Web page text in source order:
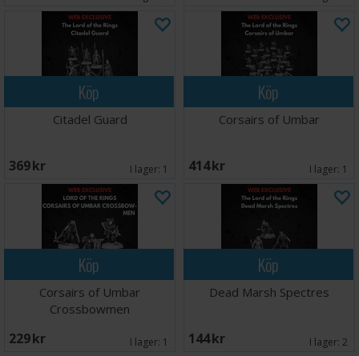
Köp
Citadel Guard
369 SEK I lager: 1
Köp
Corsairs of Umbar
414 SEK I lager: 1
Köp
Corsairs of Umbar
Crossbowmen
229 SEK I lager: 1
Köp
Dead Marsh Spectres
144 SEK I lager: 2